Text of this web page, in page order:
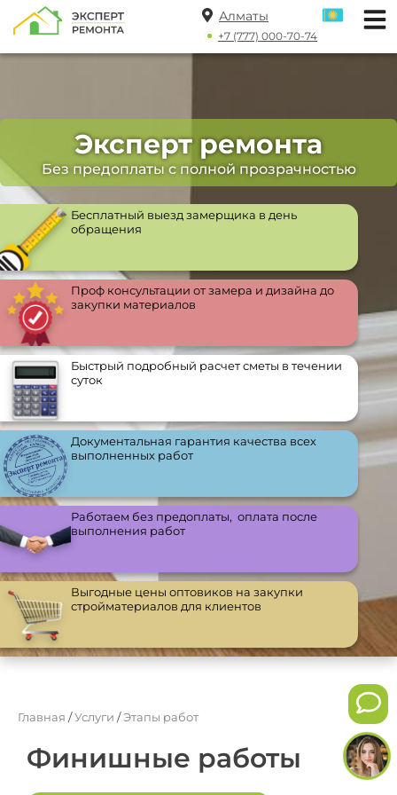
Алматы
+7 (777) 000-70-74
Эксперт ремонта
Без предоплаты с полной прозрачностью
Бесплатный выезд замерщика в день
обращения
Проф консультации от замера и дизайна до
закупки материалов
Быстрый подробный расчет сметы в течении
суток
Документальная гарантия качества всех
выполненных работ
Работаем без предоплаты, оплата после
выполнения работ
Выгодные цены оптовиков на закупки
стройматериалов для клиентов
Главная /Услуги /Этапы работ
Финишные работы